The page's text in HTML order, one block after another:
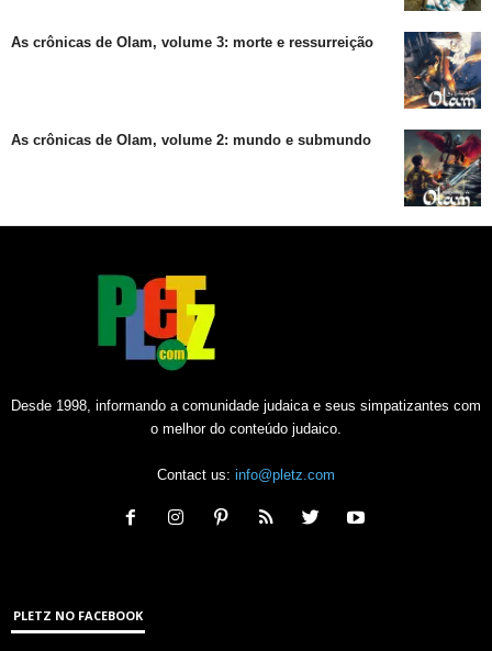
As crônicas de Olam, volume 3: morte e ressurreição
As crônicas de Olam, volume 2: mundo e submundo
Desde 1998, informando a comunidade judaica e seus simpatizantes com
o melhor do conteúdo judaico.
Contact us: info@pletz.com
PLETZ NO FACEBOOK